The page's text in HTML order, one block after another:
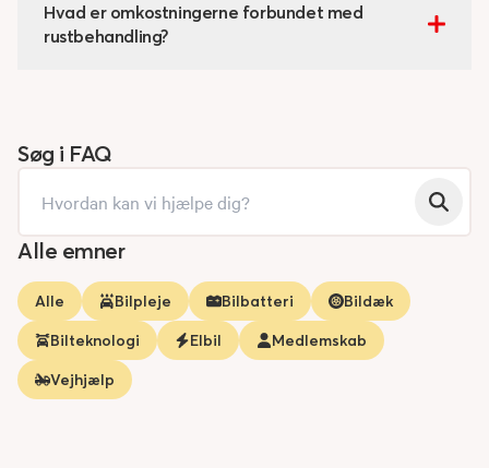
Hvad er omkostningerne forbundet med
rustbehandling?
Søg i FAQ
Alle emner
Alle Bilpleje Bilbatteri
Bildæk
Bilteknologi
Elbil
Medlemskab
Vejhjælp